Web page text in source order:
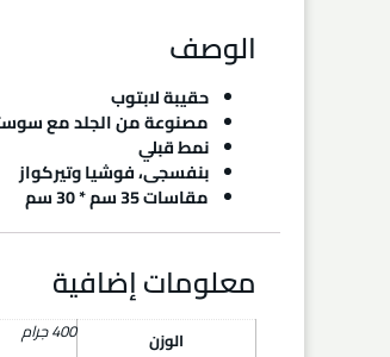
الوصف
حقيبة لابتوب
مصنوعة من الجلد مع
نمط قبلي
بنفسجى، فوشيا وتيركواز
مقاسات 35 سم * 30 سم
معلومات إضافية
الوزن 400 جرام